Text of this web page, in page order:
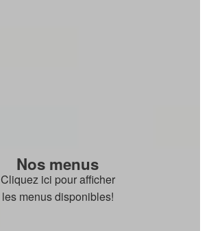
Nos menus
Cliquez ici pour afficher
les menus disponibles!